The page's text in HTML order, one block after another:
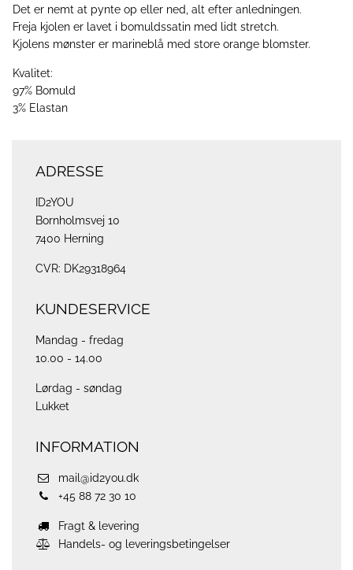
Det er nemt at pynte op eller ned, alt efter anledningen.
Freja kjolen er lavet i bomuldssatin med lidt stretch.
Kjolens mønster er marineblå med store orange blomster.
Kvalitet:
97% Bomuld
3% Elastan
ADRESSE
ID2YOU
Bornholmsvej 10
7400 Herning
CVR: DK29318964
KUNDESERVICE
Mandag - fredag
10.00 - 14.00
Lørdag - søndag
Lukket
INFORMATION
mail@id2you.dk
+45 88 72 30 10
Fragt & levering
Handels- og leveringsbetingelser